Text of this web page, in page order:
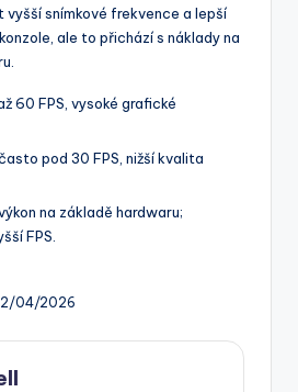
vyšší snímkové frekvence a lepší
ale to přichází s náklady na
60 FPS, vysoké grafické
pod 30 FPS, nižší kvalita
na základě hardwaru;
FPS.
04/2026